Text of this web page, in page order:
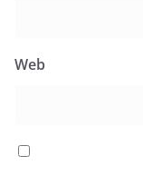
Web